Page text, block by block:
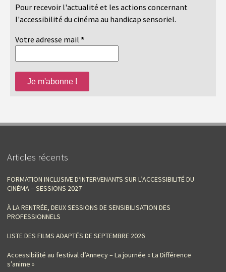
Pour recevoir l'actualité et les actions concernant
l'accessibilité du cinéma au handicap sensoriel.
Votre adresse mail *
Articles récents
FORMATION INCLUSIVE D‘INTERVENANTS SUR L’ACCESSIBILITÉ DU
CINÉMA – SESSIONS 2027
À LA RENTRÉE, DEUX SESSIONS DE SENSIBILISATION DES
PROFESSIONNELS
LISTE DES FILMS ADAPTÉS DE SEPTEMBRE 2026
Accessibilité au festival d’Annecy – La journée « La Différence
s’anime »